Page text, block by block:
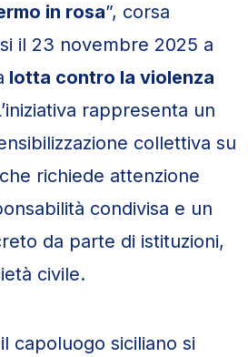
in rosa”, corsa
il 23 novembre 2025 a
lotta contro la violenza
rappresenta un
collettiva su
richiede attenzione
condivisa e un
da parte di istituzioni,
civile.
capoluogo siciliano si